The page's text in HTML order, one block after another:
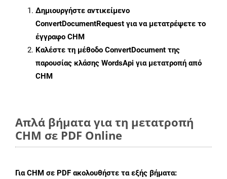
Δημιουργήστε αντικείμενο
ConvertDocumentRequest για να μετατρέψετε το
έγγραφο CHM
Καλέστε τη μέθοδο ConvertDocument της
παρουσίας κλάσης WordsApi για μετατροπή από
CHM
Απλά βήματα για τη μετατροπή
CHM σε PDF Online
ΓιαCHM σε PDF ακολουθήστε τα εξής βήματα: